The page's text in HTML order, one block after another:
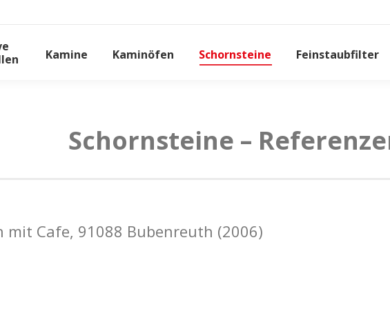
Kamine Kaminöfen Schornsteine Feinstaubfilter
Schornsteine –
mit Cafe, 91088 Bubenreuth (2006)